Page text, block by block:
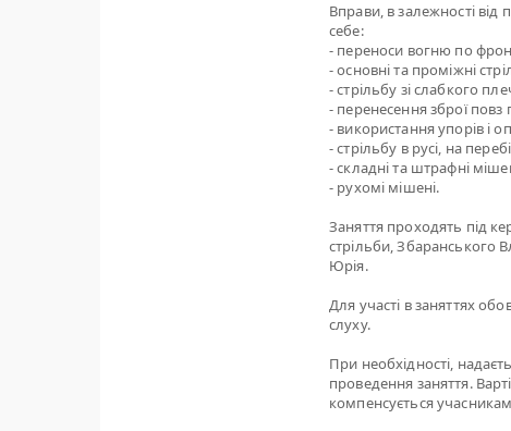
Вправи, в залежності
себе:
- переноси вогню по
- основні та проміжні
- стрільбу зі слабкого
- перенесення зброї
- використання упорів і
- стрільбу в русі, на
- складні та штрафні
- рухомі мішені.
Заняття проходять під
стрільби, Збаранського
Юрія.
Для участі в заняттях
слуху.
При необхідності,
проведення заняття.
компенсується